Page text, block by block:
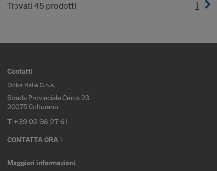
Trovati 45 prodotti 1
Contatti
Doka Italia S.p.a.
Strada Provinciale Cerca 23
20075 Colturano
T+39 02 98 27 61
CONTATTA ORA
Maggiori informazioni